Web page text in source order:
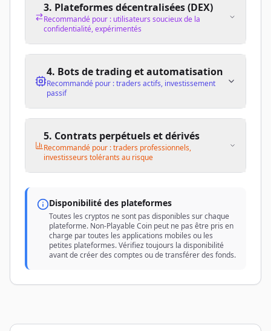
3. Plateformes décentralisées (DEX)
Recommandé pour : utilisateurs soucieux de la
confidentialité, expérimentés
4. Bots de trading et automatisation
Recommandé pour : traders actifs, investissement
passif
5. Contrats perpétuels et dérivés
Recommandé pour : traders professionnels,
investisseurs tolérants au risque
Disponibilité des plateformes
Toutes les cryptos ne sont pas disponibles sur chaque
plateforme. Non-Playable Coin peut ne pas être pris en
charge par toutes les applications mobiles ou les
petites plateformes. Vérifiez toujours la disponibilité
avant de créer des comptes ou de transférer des fonds.